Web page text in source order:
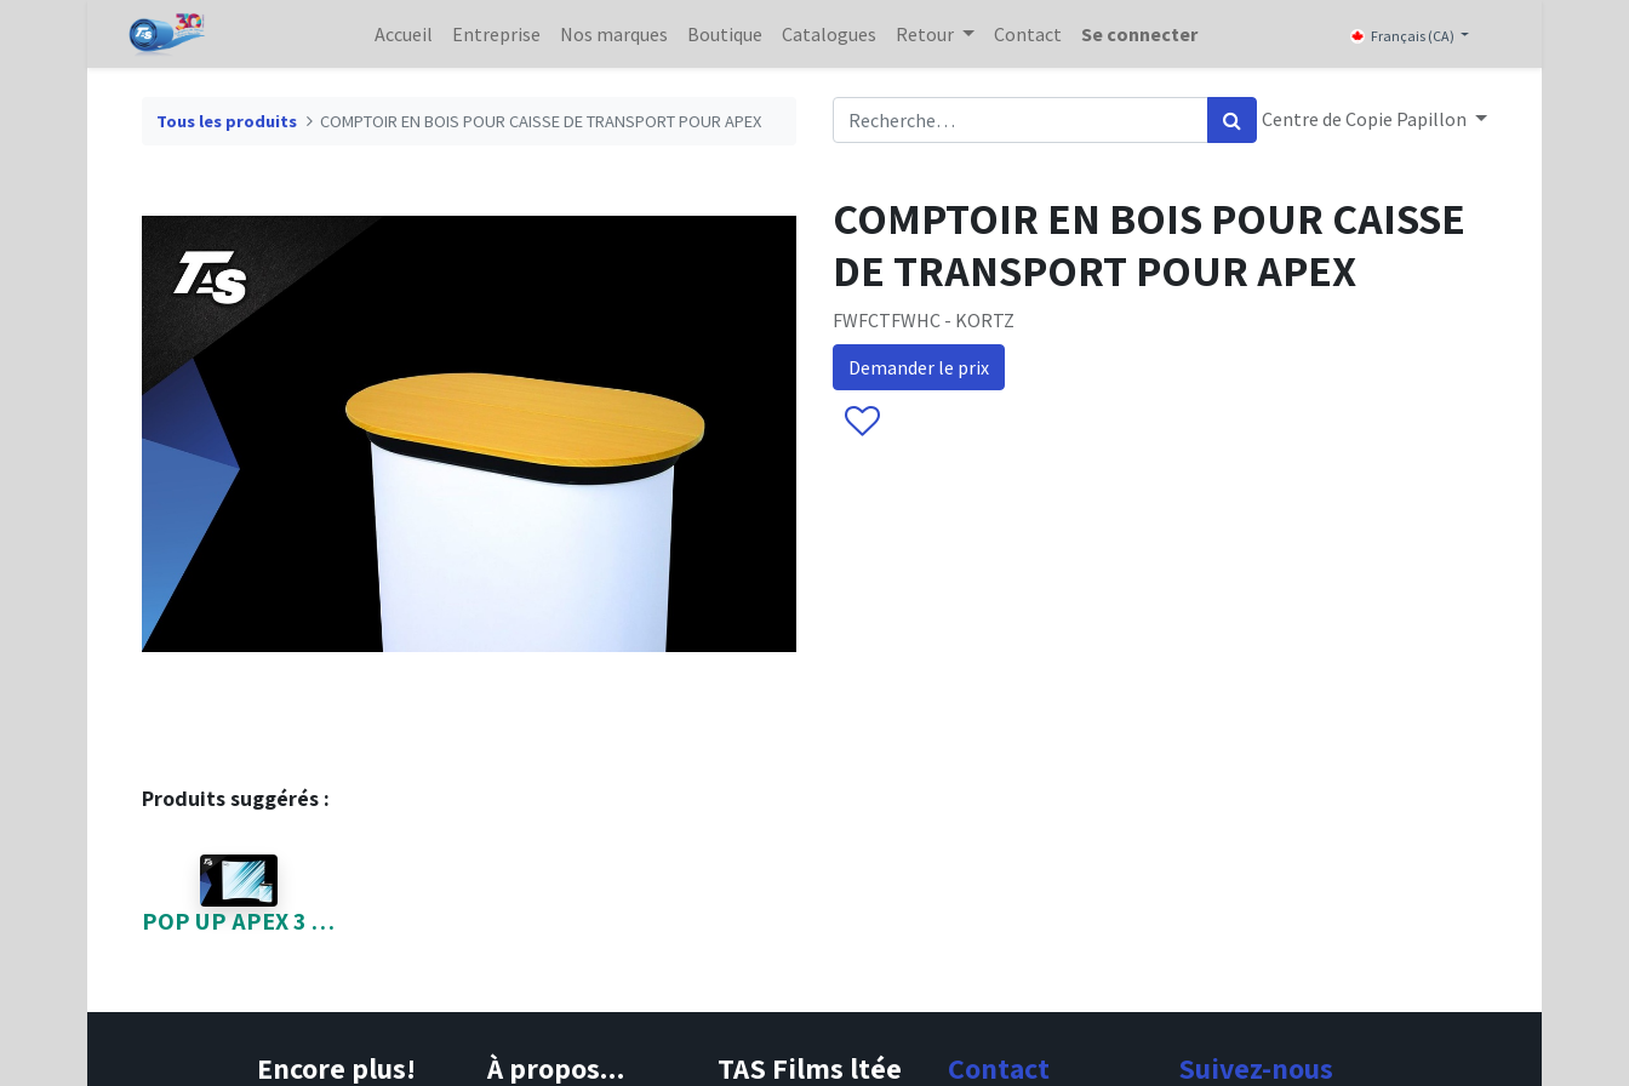
Accueil Entreprise Nos marques Boutique Catalogues Retour Contact Se connecter Français (CA)
Tous les produits COMPTOIR EN BOIS POUR CAISSE DE TRANSPORT POUR APEX Centre de Copie Papillon
COMPTOIR EN BOIS POUR CAISSE
DE TRANSPORT POUR APEX
FWFCTFWHC - KORTZ
Demander le prix
Produits suggérés :
POP UP APEX 3 X 4 ( 10' X 7 1/2' )/ SANS LUMIERES
Encore plus! À propos... TAS Films ltée Contact Suivez-nous